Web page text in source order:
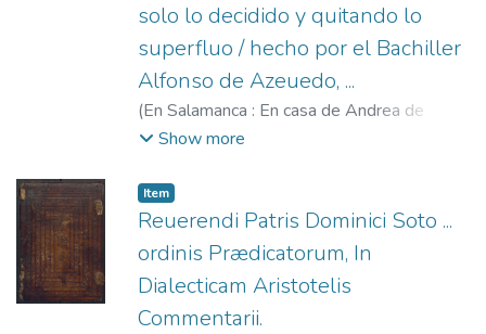
solo lo decidido y quitando lo
superfluo / hecho por el Bachiller
Alfonso de Azeuedo, ...
(En Salamanca : En casa de Andrea de
Portonarijs, ... : A costa de Ioan Moreno
Acevedo, Alfonso de, 1518-1598.
Portonariis, Andrea de, fl. 1547-1568.;
Moreno, Juan, fl. 1556-1570.
Show more
Item
Reuerendi Patris Dominici Soto ...
ordinis Prædicatorum, In
Dialecticam Aristotelis
Commentarii.